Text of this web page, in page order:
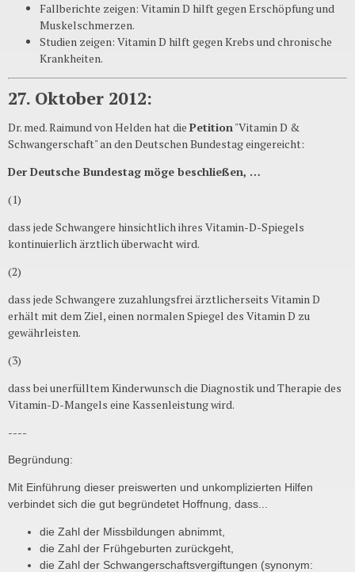
Fallberichte zeigen: Vitamin D hilft gegen Erschöpfung und
Muskelschmerzen.
Studien zeigen: Vitamin D hilft gegen Krebs und chronische
Krankheiten.
27. Oktober 2012:
Dr. med. Raimund von Helden hat die Petition"Vitamin D &
Schwangerschaft" an denDeutschenBundestageingereicht:
Der Deutsche Bundestag möge beschließen, …
(1)
dass jede Schwangere hinsichtlich ihres Vitamin-D-Spiegels
kontinuierlich ärztlich überwacht wird.
(2)
dass jede Schwangere zuzahlungsfrei ärztlicherseits Vitamin D
erhält mit dem Ziel, einen normalen Spiegel des Vitamin D zu
gewährleisten.
(3)
dass bei unerfülltem Kinderwunsch die Diagnostik und Therapie des
Vitamin-D-Mangels eine Kassenleistung wird.
----
Begründung:
Mit Einführung dieser preiswerten und unkomplizierten Hilfen
verbindet sich die gut begründetet Hoffnung, dass...
die Zahl der Missbildungen abnimmt,
die Zahl der Frühgeburten zurückgeht,
die Zahl der Schwangerschaftsvergiftungen (synonym: